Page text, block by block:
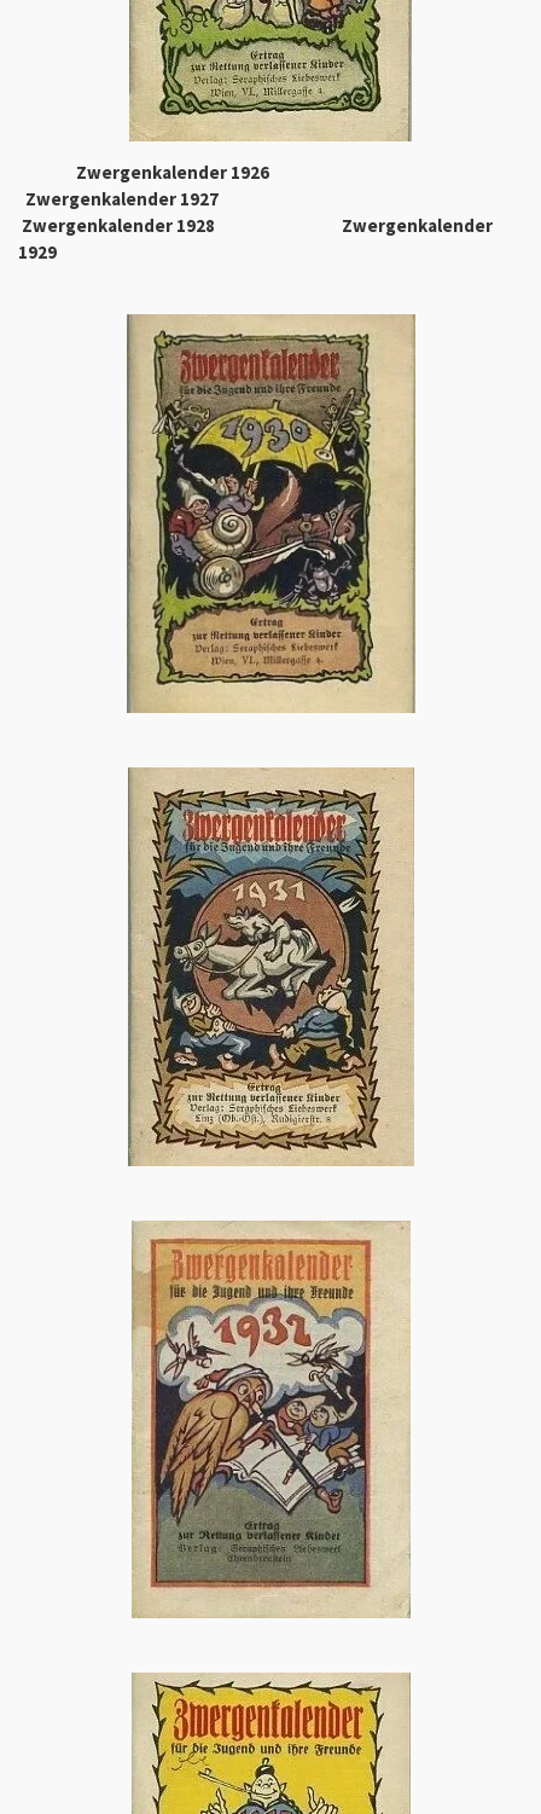
Zwergenkalender 1926
Zwergenkalender 1927
Zwergenkalender 1928 Zwergenkalender
1929